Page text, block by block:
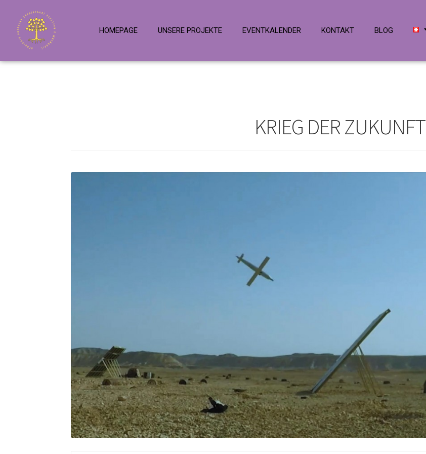
HOMEPAGE UNSERE PROJEKTE EVENTKALENDER KONTAKT BLOG
KRIEG DER ZUKUNFT